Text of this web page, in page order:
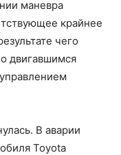
маневра
крайнее
чего
двигавшимся
В аварии
Toyota